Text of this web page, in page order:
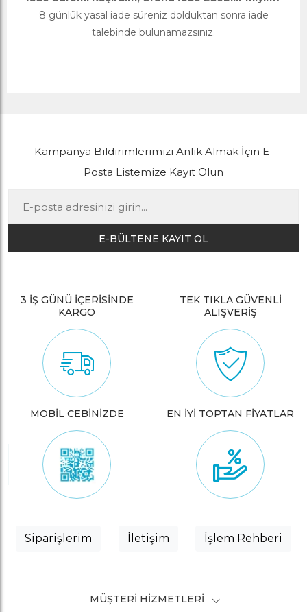
8 günlük yasal iade süreniz dolduktan sonra iade
talebinde bulunamazsınız.
Kampanya Bildirimlerimizi Anlık Almak İçin E-
Posta Listemize Kayıt Olun
E-BÜLTENE KAYIT OL
3 İŞ GÜNÜ İÇERİSİNDE
KARGO
TEK TIKLA GÜVENLİ
ALIŞVERİŞ
MOBİL CEBİNİZDE EN İYİ TOPTAN FİYATLAR
Siparişlerim İletişim İşlem Rehberi
MÜŞTERI HIZMETLERI